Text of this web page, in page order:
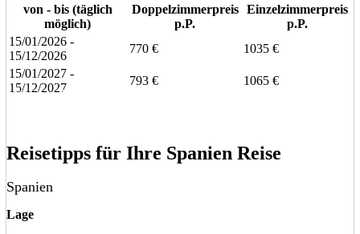
von - bis (täglich
möglich)
Doppelzimmerpreis
p.P.
Einzelzimmerpreis
p.P.
15/01/2026 -
15/12/2026
770 €
1035 €
15/01/2027 -
15/12/2027
793 € 1065 €
Eine unverbindliche Anfrage stellen
Reisetipps für Ihre Spanien Reise
Spanien
Lage